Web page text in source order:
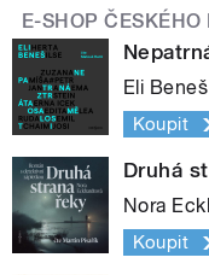
E-SHOP ČESKÉHO
Eli Beneš
Koupit
Druhá
Nora
Koupit